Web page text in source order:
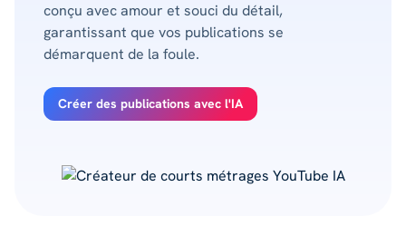
conçu avec amour et souci du détail,
garantissant que vos publications se
démarquent de la foule.
Créer des publications avec l'IA